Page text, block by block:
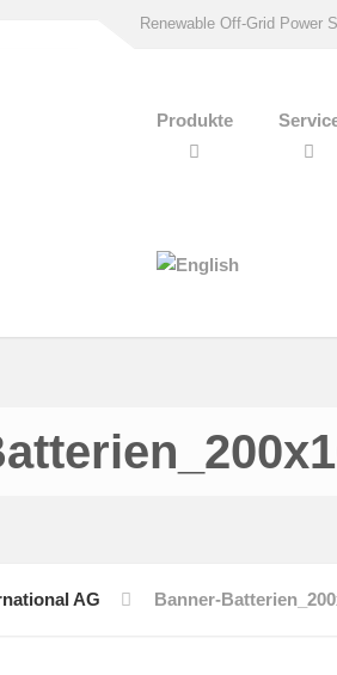
Renewable Off-Grid Power
Produkte
AG Banner-